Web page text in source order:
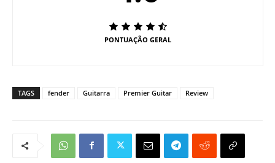
PONTUAÇÃO GERAL
TAGS fender Guitarra Premier Guitar Review